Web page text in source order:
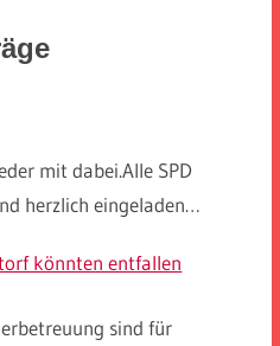
mit dabei.Alle SPD
herzlich eingeladen…
könnten entfallen
sind für